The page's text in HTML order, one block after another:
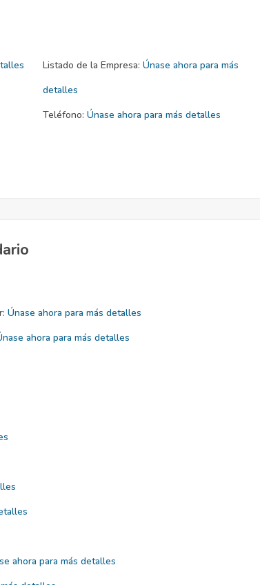
Listado de la Empresa: Únase ahora para más
detalles
Teléfono: Únase ahora para más detalles
Únase ahora para más detalles
ahora para más detalles
ahora para más detalles